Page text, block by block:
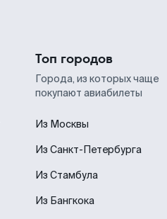
Топ городов
Города, из которых чаще
покупают авиабилеты
Из Москвы
Из Санкт-Петербурга
Из Стамбула
Из Бангкока